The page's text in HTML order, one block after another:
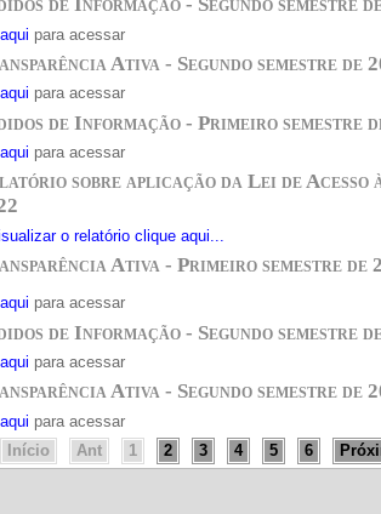
aqui para acessar
Ativa - Segundo semestre de
aqui para acessar
de Informação - Primeiro semestre
aqui para acessar
sobre aplicação da Lei de Acesso
o relatório clique aqui...
Ativa - Primeiro semestre de
aqui para acessar
de Informação - Segundo semestre
aqui para acessar
Ativa - Segundo semestre de
aqui para acessar
Início Ant 1 2 3 4 5 6